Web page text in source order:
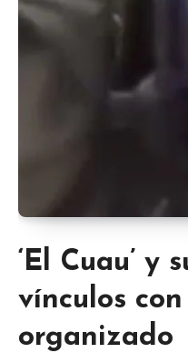
‘El Cuau’ y
vínculos
organizado